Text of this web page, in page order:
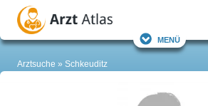
Menü
Arztsuche Schkeuditz